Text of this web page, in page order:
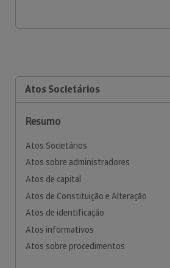
Atos Societários
Resumo
Atos Societários
Atos sobre administradores
Atos de capital
Atos de Constituição e Alteração
Atos de identificação
Atos informativos
Atos sobre procedimentos